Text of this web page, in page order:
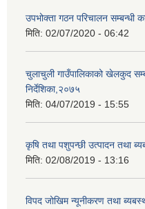
उपभोक्ता गठन परिचालन सम्बन्धी
मिति: 02/07/2020 - 06:42
चुलाचुली गाउँपालिकाको खेलकुद
निर्देशिका,२०७५
मिति: 04/07/2019 - 15:55
कृषि तथा पशुपन्छी उत्पादन तथा
मिति: 02/08/2019 - 13:16
विपद जोखिम न्यूनीकरण तथा